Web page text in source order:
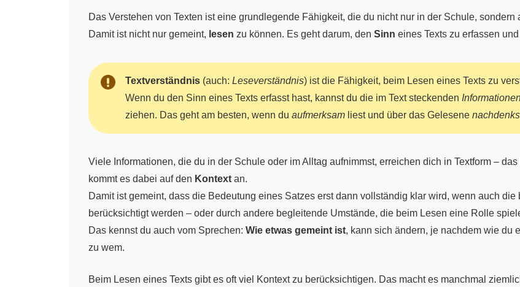
Das Verstehen von Texten ist eine grundlegende Fähigkeit, die du nicht nur in der Schule, sondern
Damit ist nicht nur gemeint, lesen zu können. Es geht darum, den Sinn eines Texts zu erfassen
Textverständnis (auch: Leseverständnis) ist die Fähigkeit, beim Lesen eines Texts zu
Wenn du den Sinn eines Texts erfasst hast, kannst du die im Text steckenden
ziehen. Das geht am besten, wenn du aufmerksam liest und über das Gelesene
Viele Informationen, die du in der Schule oder im Alltag aufnimmst, erreichen dich in Textform –
kommt es dabei auf den Kontext an.
Damit ist gemeint, dass die Bedeutung eines Satzes erst dann vollständig klar wird, wenn auch
berücksichtigt werden – oder durch andere begleitende Umstände, die beim Lesen eine Rolle
Das kennst du auch vom Sprechen: Wie etwas gemeint ist, kann sich ändern, je nachdem wie du
zu wem.
Beim Lesen eines Texts gibt es oft viel Kontext zu berücksichtigen. Das macht es manchmal